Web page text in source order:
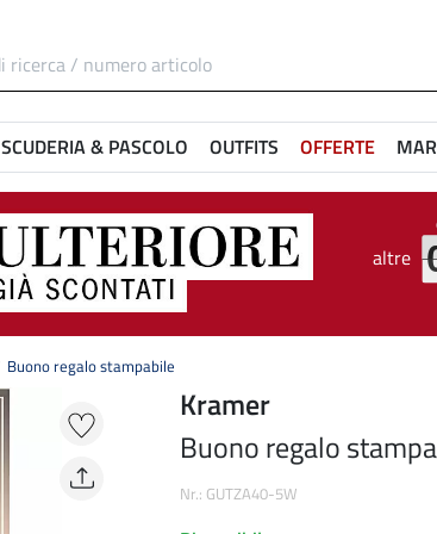
SCUDERIA & PASCOLO OUTFITS OFFERTE
altre
Buono regalo stampabile
Kramer
Buono regalo
Nr.: GUTZA40-5W